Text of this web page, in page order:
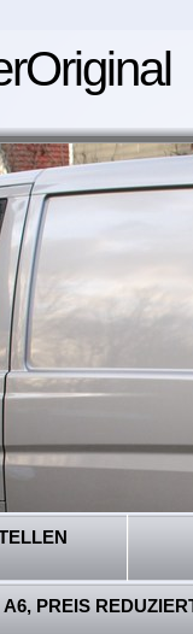
A6, PREIS